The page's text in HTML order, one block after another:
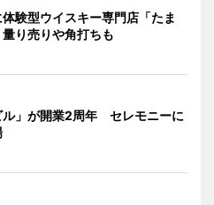
験型ウイスキー専門店「たま
り売りや角打ちも
ル」が開業2周年 セレモニーに